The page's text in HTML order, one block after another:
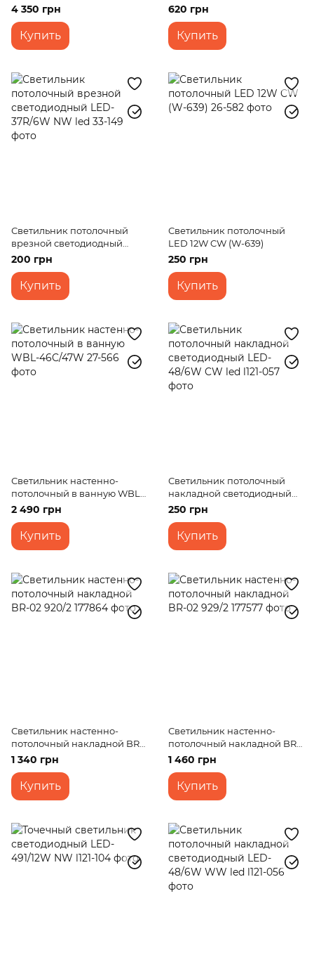
4 350 грн
Купить
169/1
620 грн
Купить
Светильник потолочный
врезной светодиодный
LED-37R/6W NW led
200 грн
Купить
Светильник потолочный
LED 12W CW (W-639)
250 грн
Купить
Светильник настенно-
потолочный в ванную WBL-
46C/47W
2 490 грн
Купить
Светильник потолочный
накладной светодиодный
LED-48/6W CW led
250 грн
Купить
Светильник настенно-
потолочный накладной BR-
02 920/2
1 340 грн
Купить
Светильник настенно-
потолочный накладной BR-
02 929/2
1 460 грн
Купить